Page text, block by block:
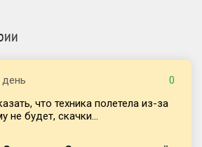
день
0
что техника полетела из-за
не будет, скачки...